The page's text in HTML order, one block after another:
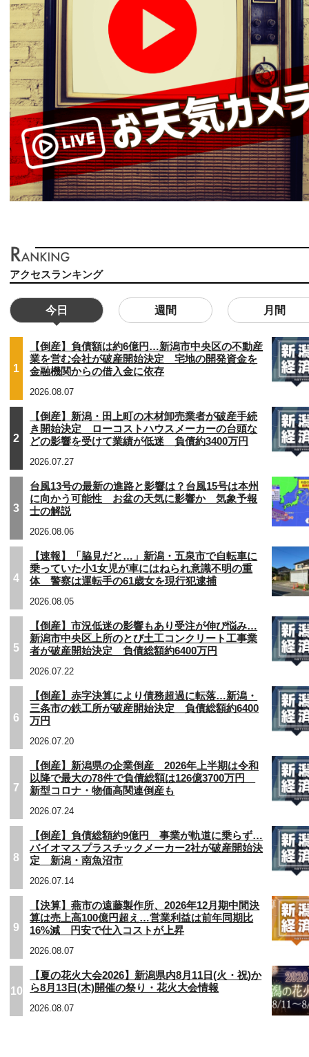
アクセスランキング
今日 週間 月間
1
【倒産】負債額は約6億円…新潟市中央区の不動産
業を営む会社が破産開始決定 宅地の開発資金を
金融機関からの借入金に依存
2026.08.07
2
【倒産】新潟・田上町の木材卸売業者が破産手続
き開始決定 ローコストハウスメーカーの台頭な
どの影響を受けて業績が低迷 負債約3400万円
2026.07.27
3
台風13号の最新の進路と影響は？台風15号は本州
に向かう可能性 お盆の天気に影響か 気象予報
士の解説
2026.08.06
4
【速報】「脇見だと…」新潟・五泉市で自転車に
乗っていた小1女児が車にはねられ意識不明の重
体 警察は運転手の61歳女を現行犯逮捕
2026.08.05
5
【倒産】市況低迷の影響もあり受注が伸び悩み…
新潟市中央区上所のとび土工コンクリート工事業
者が破産開始決定 負債総額約6400万円
2026.07.22
6
【倒産】赤字決算により債務超過に転落…新潟・
三条市の鉄工所が破産開始決定 負債総額約6400
万円
2026.07.20
7
【倒産】新潟県の企業倒産 2026年上半期は令和
以降で最大の78件で負債総額は126億3700万円
新型コロナ・物価高関連倒産も
2026.07.24
8
【倒産】負債総額約9億円 事業が軌道に乗らず…
バイオマスプラスチックメーカー2社が破産開始決
定 新潟・南魚沼市
2026.07.14
9
【決算】燕市の遠藤製作所、2026年12月期中間決
算は売上高100億円超え…営業利益は前年同期比
16%減 円安で仕入コストが上昇
2026.08.07
10
【夏の花火大会2026】新潟県内8月11日(火・祝)か
ら8月13日(木)開催の祭り・花火大会情報
2026.08.07